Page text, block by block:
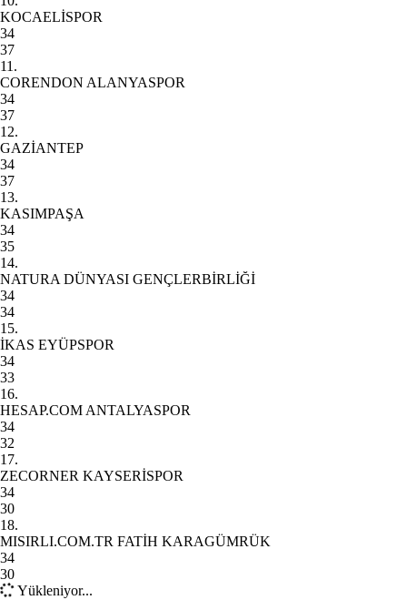
KOCAELİSPOR
34
37
11.
CORENDON ALANYASPOR
34
37
12.
GAZİANTEP
34
37
13.
KASIMPAŞA
34
35
14.
NATURA DÜNYASI GENÇLERBİRLİĞİ
34
34
15.
İKAS EYÜPSPOR
34
33
16.
HESAP.COM ANTALYASPOR
34
32
17.
ZECORNER KAYSERİSPOR
34
30
18.
MISIRLI.COM.TR FATİH KARAGÜMRÜK
34
30
Yükleniyor...